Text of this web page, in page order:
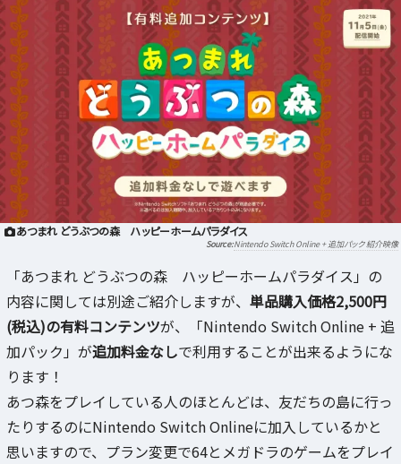
あつまれ どうぶつの森 ハッピーホームパラダイス
Nintendo Switch Online + 追加パック 紹介映像
「あつまれ どうぶつの森 ハッピーホームパラダイス」の
内容に関しては別途ご紹介しますが、 単品購入価格2,500円
(税込)の有料コンテンツが、「Nintendo Switch Online + 追
加パック」が追加料金なしで利用することが出来るようにな
ります！
あつ森をプレイしている人のほとんどは、友だちの島に行っ
たりするのにNintendo Switch Onlineに加入しているかと
思いますので、プラン変更で64とメガドラのゲームをプレイ